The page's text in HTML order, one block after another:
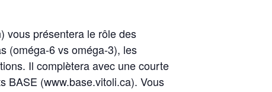
vous présentera le rôle des
(oméga-6 vs oméga-3), les
Il complètera avec une courte
BASE (www.base.vitoli.ca). Vous